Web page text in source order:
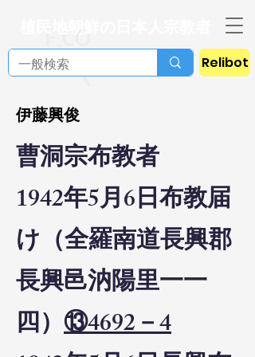
Relibot
伊藤興俊
曹洞宗布教者
1942年5月6日布教届
け（全羅南道長興郡
長興邑汭陽里一一
四） ⑬4692－4